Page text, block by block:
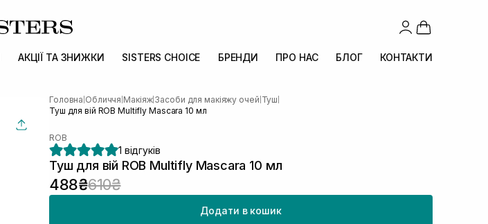
АКЦІЇ ТА ЗНИЖКИ SISTERS CHOICE БРЕНДИ ПРО НАС БЛОГ КОНТАКТИ
Головна Обличчя Макіяж| Засоби для макіяжу очей Туш
Туш для вій ROB Multifly Mascara 10 мл
ROB
1 відгуків
Туш для вій ROB Multifly Mascara 10 мл
488₴610₴
Додати в кошик